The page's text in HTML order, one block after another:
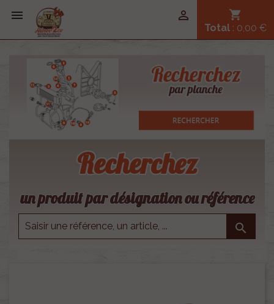
 shopping_cart
Total : 0,00 €

Recherchez
un produit par désignation ou référence
